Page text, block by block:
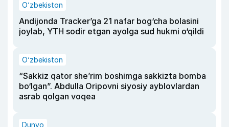
O‘zbekiston
Andijonda Tracker’ga 21 nafar bog‘cha bolasini
joylab, YTH sodir etgan ayolga sud hukmi o‘qildi
O‘zbekiston
“Sakkiz qator she’rim boshimga sakkizta bomba
bo‘lgan”. Abdulla Oripovni siyosiy ayblovlardan
asrab qolgan voqea
Dunyo